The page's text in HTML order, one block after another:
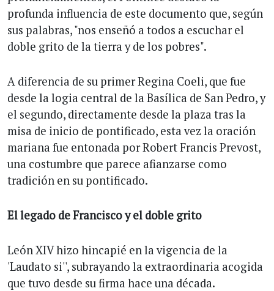
profunda influencia de este documento que, según
sus palabras, "nos enseñó a todos a escuchar el
doble grito de la tierra y de los pobres".
A diferencia de su primer Regina Coeli, que fue
desde la logia central de la Basílica de San Pedro, y
el segundo, directamente desde la plaza tras la
misa de inicio de pontificado, esta vez la oración
mariana fue entonada por Robert Francis Prevost,
una costumbre que parece afianzarse como
tradición en su pontificado.
El legado de Francisco y el doble grito
León XIV hizo hincapié en la vigencia de la
'Laudato si'', subrayando la extraordinaria acogida
que tuvo desde su firma hace una década.